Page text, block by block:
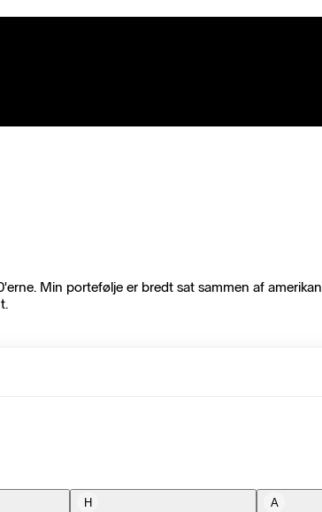
Min portefølje er bredt sat sammen af
H
A